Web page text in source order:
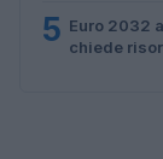
5 Euro 2032
chiede